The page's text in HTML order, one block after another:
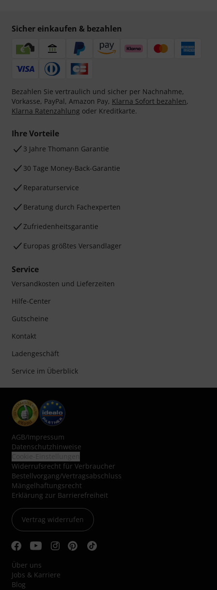
Sicher einkaufen & bezahlen
Bezahlen Sie vertraulich und sicher per Nachnahme,
Vorkasse, PayPal, Amazon Pay, Klarna Sofort bezahlen,
Klarna Ratenzahlung oder Kreditkarte.
Ihre Vorteile
3 Jahre Thomann Garantie
30 Tage Money-Back-Garantie
Reparaturservice
Beratung durch Fachexperten
Zufriedenheitsgarantie
Europas größtes Versandlager
Service
Versandkosten und Lieferzeiten
Hilfe-Center
Gutscheine
Kontakt
Ladengeschäft
Service im Überblick
AGB/Impressum
Datenschutzhinweise
Widerrufsrecht für Verbraucher
Bestellvorgang/Vertragsabschluss
Mängelhaftungsrecht
Erklärung zur Barrierefreiheit
Vertrag widerrufen
Über uns
Jobs & Karriere
Blog